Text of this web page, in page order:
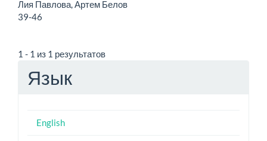
Лия Павлова, Артем Белов
39-46
1 - 1 из 1 результатов
Язык
English